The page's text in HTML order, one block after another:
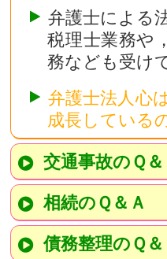
弁護士による
税理士業務や
務なども受け
弁護士法人心
成長している
交通事故のＱ＆
相続のＱ＆Ａ
債務整理のＱ＆